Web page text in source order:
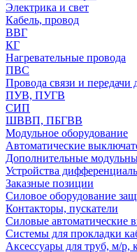
Электрика и свет
Кабель, провод
ВВГ
КГ
Нагревательные провода
ПВС
Провода связи и
ПУВ, ПУГВ
СИП
ШВВП, ПБГВВ
Модульное оборудование
Автоматические
Дополнительные
Устройства
Заказные позиции
Силовое оборудование
Контакторы, пускатели
Силовые автоматические
Системы для прокладки
Аксессуары для труб, м/р,